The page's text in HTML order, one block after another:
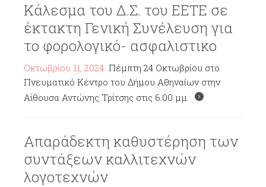
Κάλεσμα του Δ.Σ. του ΕΕΤΕ σε
έκτακτη Γενική Συνέλευση για
το φορολογικό- ασφαλιστικο
Οκτωβρίου 11, 2024 Πέμπτη 24 Οκτωβρίου στο
Πνευματικό Κέντρο του Δήμου Αθηναίων στην
Αίθουσα Αντώνης Τρίτσης στις 6.00 μμ.
Απαράδεκτη καθυστέρηση των
συντάξεων καλλιτεχνών
λογοτεχνών